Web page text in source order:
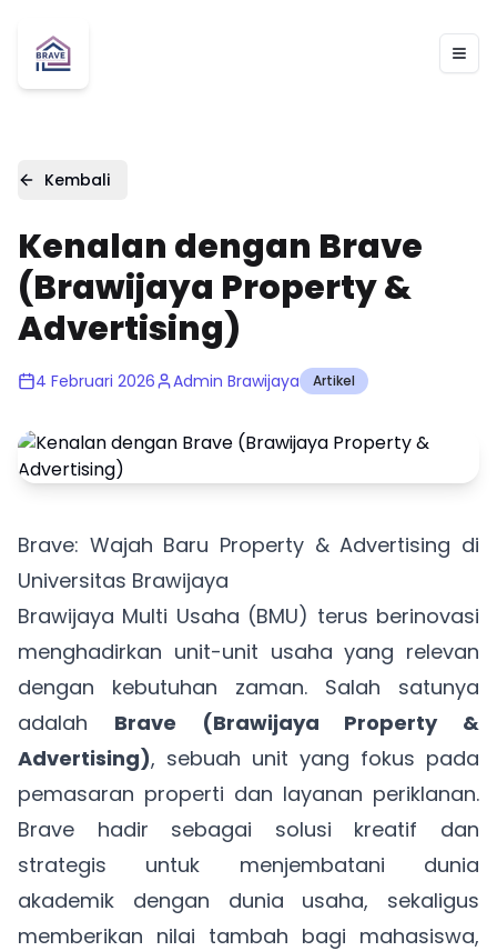
Kembali
Kenalan dengan Brave
(Brawijaya Property &
Advertising)
4 Februari 2026 Admin Brawijaya Artikel
Brave: Wajah Baru Property & Advertising di
Universitas Brawijaya
Brawijaya Multi Usaha (BMU) terus berinovasi
menghadirkan unit-unit usaha yang relevan
dengan kebutuhan zaman. Salah satunya
adalah Brave (Brawijaya Property &
Advertising), sebuah unit yang fokus pada
pemasaran properti dan layanan periklanan.
Brave hadir sebagai solusi kreatif dan
strategis untuk menjembatani dunia
akademik dengan dunia usaha, sekaligus
memberikan nilai tambah bagi mahasiswa,